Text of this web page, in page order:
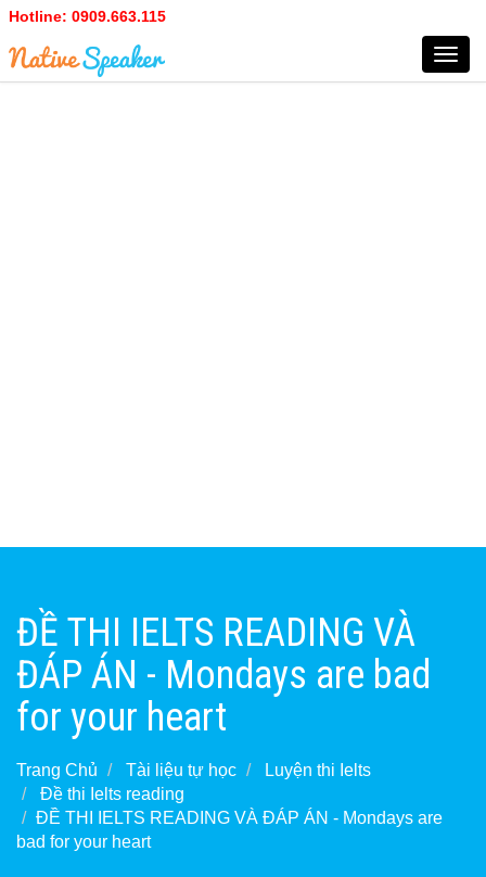
Hotline: 0909.663.115
ĐỀ THI IELTS READING VÀ
ĐÁP ÁN - Mondays are bad
for your heart
Trang Chủ Tài liệu tự học
Luyện thi Ielts
Đề thi Ielts reading
ĐỀ THI IELTS READING VÀ ĐÁP ÁN - Mondays are
bad for your heart